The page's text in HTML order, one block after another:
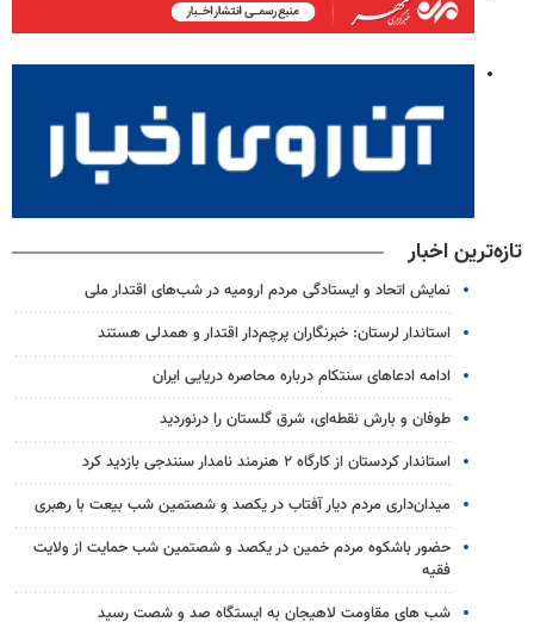
تازه‌ترین اخبار
نمایش اتحاد و ایستادگی مردم ارومیه در شب‌های اقتدار ملی
استاندار لرستان: خبرنگاران پرچم‌دار اقتدار و همدلی هستند
ادامه ادعاهای سنتکام درباره محاصره دریایی ایران
طوفان و بارش نقطه‌ای، شرق گلستان را درنوردید
استاندار کردستان از کارگاه ۲ هنرمند نامدار سنندجی بازدید کرد
میدان‌داری مردم دیار آفتاب در یکصد و شصتمین شب بیعت با رهبری
حضور باشکوه مردم خمین در یکصد و شصتمین شب حمایت از ولایت
فقیه
شب های مقاومت لاهیجان به ایستگاه صد و شصت رسید